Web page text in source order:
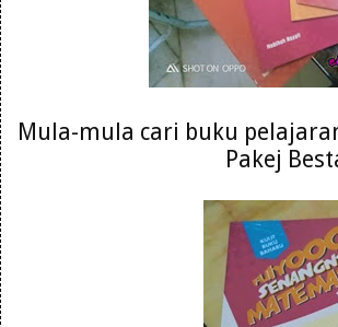
Mula-mula cari buku
Pakej